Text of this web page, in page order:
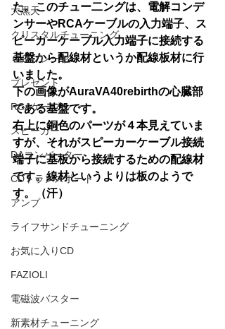
大黒天
クリスタルチューニング
ＣＤプレーヤー
プレゼント
RCAケーブル
スピーカー
DAコンバーター
CDトランスポート
アンプ
ライフサンドチューニング
お気に入りCD
FAZIOLI
電磁波バスター
新素材チューニング
た。このチュー二ングは、電解コンデ
ンサーやRCAケーブルの入力端子、ス
ピーカーケーブル入力端子に接続する
基盤から配線材というか配線板材に行
いました。
下の画像がAuraVA40rebirthの心臓部
である基盤です。
右上に銅色のパーツが４本見えていま
すが、それがスピーカーケーブル接続
端子に基板から接続するための配線材
です。線材というよりは板のようで
す。（汗）